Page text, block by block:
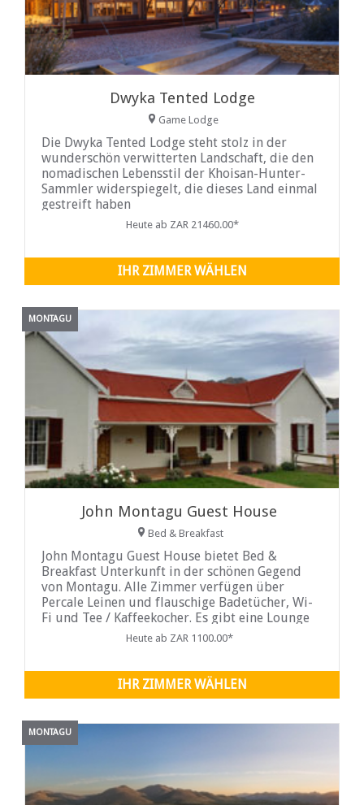
Dwyka Tented Lodge
Game Lodge
Die Dwyka Tented Lodge steht stolz in der
wunderschön verwitterten Landschaft, die den
nomadischen Lebensstil der Khoisan-Hunter-
Sammler widerspiegelt, die dieses Land einmal
gestreift haben
Heute ab ZAR 21460.00*
IHR ZIMMER WÄHLEN
MONTAGU
John Montagu Guest House
Bed & Breakfast
John Montagu Guest House bietet Bed &
Breakfast Unterkunft in der schönen Gegend
von Montagu. Alle Zimmer verfügen über
Percale Leinen und flauschige Badetücher, Wi-
Fi und Tee / Kaffeekocher. Es gibt eine Lounge
mit DStv und ...Heute ab ZAR 1100.00*
IHR ZIMMER WÄHLEN
MONTAGU